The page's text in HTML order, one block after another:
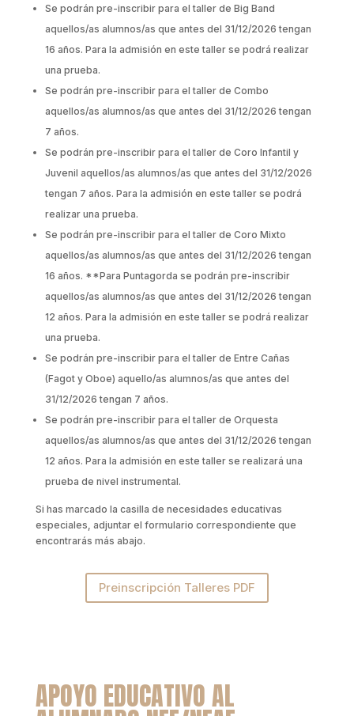
Se podrán pre-inscribir para el taller de Big Band
aquellos/as alumnos/as que antes del 31/12/2026 tengan
16 años. Para la admisión en este taller se podrá realizar
una prueba.
Se podrán pre-inscribir para el taller de Combo
aquellos/as alumnos/as que antes del 31/12/2026 tengan
7 años.
Se podrán pre-inscribir para el taller de Coro Infantil y
Juvenil aquellos/as alumnos/as que antes del 31/12/2026
tengan 7 años. Para la admisión en este taller se podrá
realizar una prueba.
Se podrán pre-inscribir para el taller de Coro Mixto
aquellos/as alumnos/as que antes del 31/12/2026 tengan
16 años. **Para Puntagorda se podrán pre-inscribir
aquellos/as alumnos/as que antes del 31/12/2026 tengan
12 años. Para la admisión en este taller se podrá realizar
una prueba.
Se podrán pre-inscribir para el taller de Entre Cañas
(Fagot y Oboe) aquello/as alumnos/as que antes del
31/12/2026 tengan 7 años.
Se podrán pre-inscribir para el taller de Orquesta
aquellos/as alumnos/as que antes del 31/12/2026 tengan
12 años. Para la admisión en este taller se realizará una
prueba de nivel instrumental.
Si has marcado la casilla de necesidades educativas
especiales, adjuntar el formulario correspondiente que
encontrarás más abajo.
Preinscripción Talleres PDF
APOYO EDUCATIVO AL